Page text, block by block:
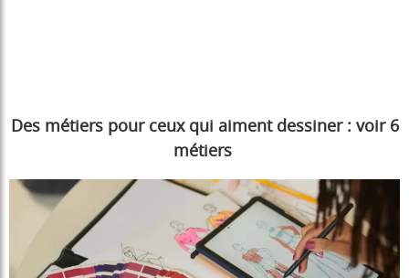
Des métiers pour ceux qui aiment dessiner : voir 6
métiers